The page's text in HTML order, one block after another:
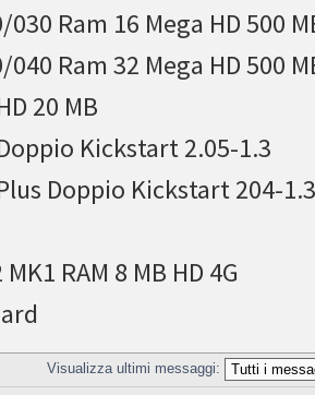
Ram 16 Mega HD 500
Ram 32 Mega HD 500
20 MB
Kickstart 2.05-1.3
Doppio Kickstart 204-
RAM 8 MB HD 4G
Visualizza ultimi messaggi: